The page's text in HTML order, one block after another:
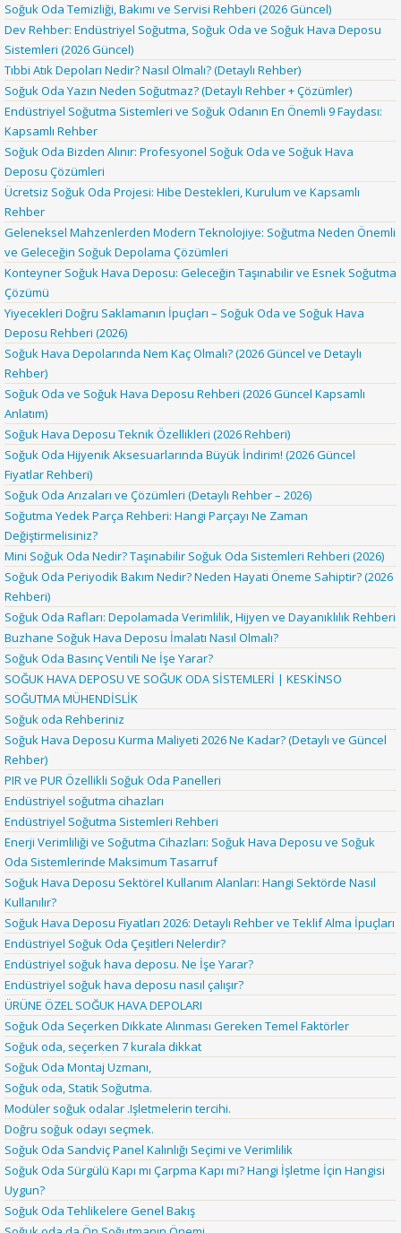
Soğuk Oda Temizliği, Bakımı ve Servisi Rehberi (2026 Güncel)
Dev Rehber: Endüstriyel Soğutma, Soğuk Oda ve Soğuk Hava Deposu
Sistemleri (2026 Güncel)
Tıbbi Atık Depoları Nedir? Nasıl Olmalı? (Detaylı Rehber)
Soğuk Oda Yazın Neden Soğutmaz? (Detaylı Rehber + Çözümler)
Endüstriyel Soğutma Sistemleri ve Soğuk Odanın En Önemli 9 Faydası:
Kapsamlı Rehber
Soğuk Oda Bizden Alınır: Profesyonel Soğuk Oda ve Soğuk Hava
Deposu Çözümleri
Ücretsiz Soğuk Oda Projesi: Hibe Destekleri, Kurulum ve Kapsamlı
Rehber
Geleneksel Mahzenlerden Modern Teknolojiye: Soğutma Neden Önemli
ve Geleceğin Soğuk Depolama Çözümleri
Konteyner Soğuk Hava Deposu: Geleceğin Taşınabilir ve Esnek Soğutma
Çözümü
Yiyecekleri Doğru Saklamanın İpuçları – Soğuk Oda ve Soğuk Hava
Deposu Rehberi (2026)
Soğuk Hava Depolarında Nem Kaç Olmalı? (2026 Güncel ve Detaylı
Rehber)
Soğuk Oda ve Soğuk Hava Deposu Rehberi (2026 Güncel Kapsamlı
Anlatım)
Soğuk Hava Deposu Teknik Özellikleri (2026 Rehberi)
Soğuk Oda Hijyenik Aksesuarlarında Büyük İndirim! (2026 Güncel
Fiyatlar Rehberi)
Soğuk Oda Arızaları ve Çözümleri (Detaylı Rehber – 2026)
Soğutma Yedek Parça Rehberi: Hangi Parçayı Ne Zaman
Değiştirmelisiniz?
Mini Soğuk Oda Nedir? Taşınabilir Soğuk Oda Sistemleri Rehberi (2026)
Soğuk Oda Periyodik Bakım Nedir? Neden Hayati Öneme Sahiptir? (2026
Rehberi)
Soğuk Oda Rafları: Depolamada Verimlilik, Hijyen ve Dayanıklılık Rehberi
Buzhane Soğuk Hava Deposu İmalatı Nasıl Olmalı?
Soğuk Oda Basınç Ventili Ne İşe Yarar?
SOĞUK HAVA DEPOSU VE SOĞUK ODA SİSTEMLERİ | KESKİNSO
SOĞUTMA MÜHENDİSLİK
Soğuk oda Rehberiniz
Soğuk Hava Deposu Kurma Maliyeti 2026 Ne Kadar? (Detaylı ve Güncel
Rehber)
PIR ve PUR Özellikli Soğuk Oda Panelleri
Endüstriyel soğutma cihazları
Endüstriyel Soğutma Sistemleri Rehberi
Enerji Verimliliği ve Soğutma Cihazları: Soğuk Hava Deposu ve Soğuk
Oda Sistemlerinde Maksimum Tasarruf
Soğuk Hava Deposu Sektörel Kullanım Alanları: Hangi Sektörde Nasıl
Kullanılır?
Soğuk Hava Deposu Fiyatları 2026: Detaylı Rehber ve Teklif Alma İpuçları
Endüstriyel Soğuk Oda Çeşitleri Nelerdir?
Endüstriyel soğuk hava deposu. Ne İşe Yarar?
Endüstriyel soğuk hava deposu nasıl çalışır?
ÜRÜNE ÖZEL SOĞUK HAVA DEPOLARI
Soğuk Oda Seçerken Dikkate Alınması Gereken Temel Faktörler
Soğuk oda, seçerken 7 kurala dikkat
Soğuk Oda Montaj Uzmanı,
Soğuk oda, Statik Soğutma.
Modüler soğuk odalar .Işletmelerin tercihi.
Doğru soğuk odayı seçmek.
Soğuk Oda Sandviç Panel Kalınlığı Seçimi ve Verimlilik
Soğuk Oda Sürgülü Kapı mı Çarpma Kapı mı? Hangi İşletme İçin Hangisi
Uygun?
Soğuk Oda Tehlikelere Genel Bakış